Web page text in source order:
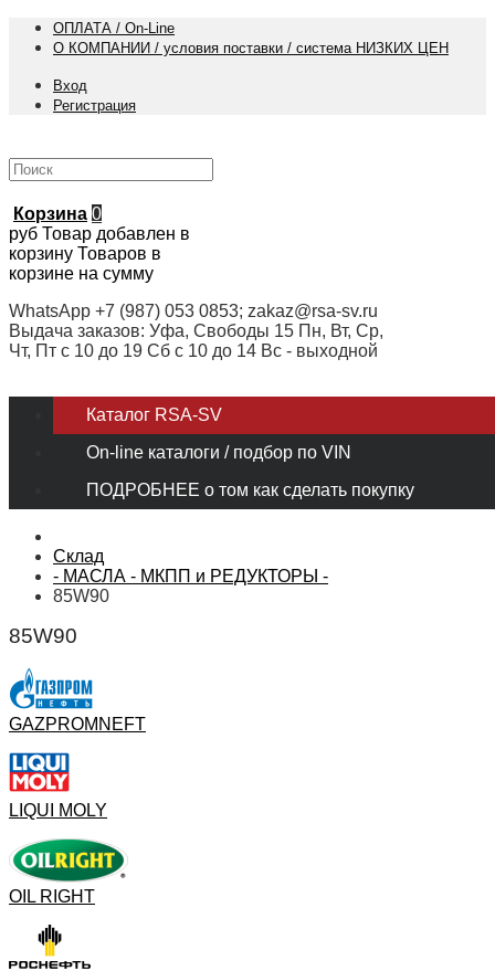
ОПЛАТА / On-Line
О КОМПАНИИ / условия поставки / система НИЗКИХ ЦЕН
Вход
Регистрация
Корзина 0
руб Товар добавлен в
корзину Товаров в
корзине на сумму
WhatsApp +7 (987) 053 0853; zakaz@rsa-sv.ru
Выдача заказов: Уфа, Свободы 15 Пн, Вт, Ср,
Чт, Пт с 10 до 19 Сб с 10 до 14 Вс - выходной
Каталог RSA-SV
On-line каталоги / подбор по VIN
ПОДРОБНЕЕ о том как сделать покупку
Склад
- МАСЛА - МКПП и РЕДУКТОРЫ -
85W90
85W90
GAZPROMNEFT
LIQUI MOLY
OIL RIGHT